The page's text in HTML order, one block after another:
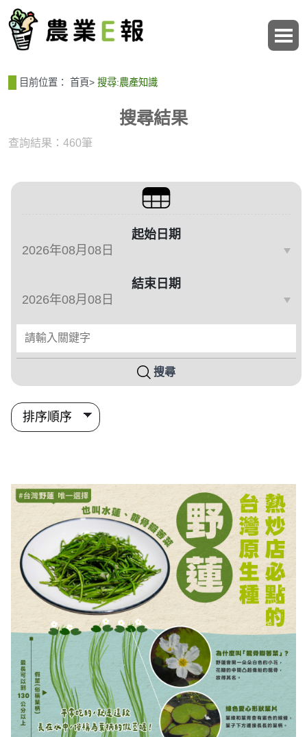
目前位置： 首頁> 搜尋:農產知識
搜尋結果
查詢結果：460筆
篩選與搜尋條件
起始日期
結束日期
請輸入關鍵字
搜尋
搜尋結果列表